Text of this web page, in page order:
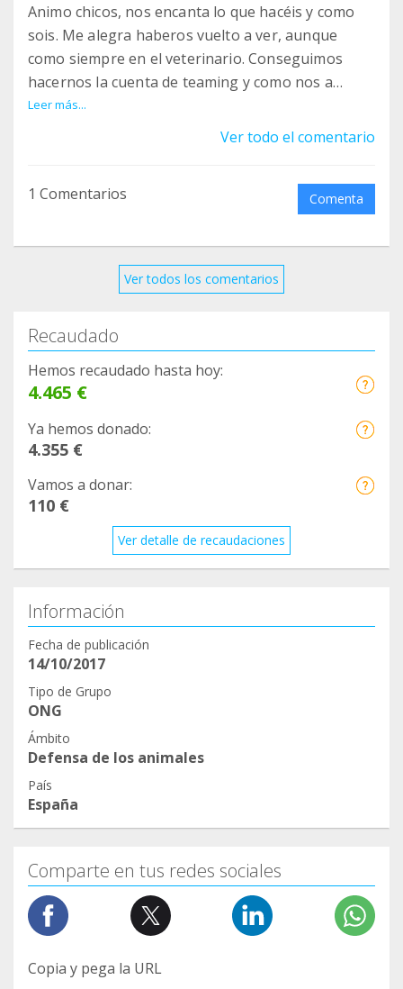
Animo chicos, nos encanta lo que hacéis y como
sois. Me alegra haberos vuelto a ver, aunque
como siempre en el veterinario. Conseguimos
hacernos la cuenta de teaming y como nos a
enamorado KaraNegra le hemos puesto su
nombre en su honor, :)..y aquí tenéis nuestra
Leer más...
Ver todo el comentario
1 Comentarios Comenta
Ver todos los comentarios
Recaudado
Hemos recaudado hasta hoy:
4.465 €
Ya hemos donado:
4.355 €
Vamos a donar:
110 €
Ver detalle de recaudaciones
Información
Fecha de publicación
14/10/2017
Tipo de Grupo
ONG
Ámbito
Defensa de los animales
País
España
Comparte en tus redes sociales
Copia y pega la URL